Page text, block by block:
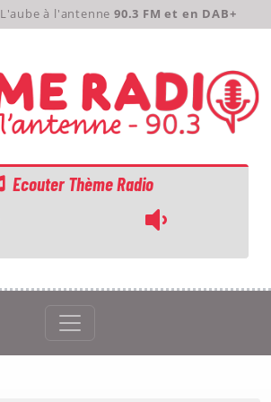
L'aube à l'antenne 90.3 FM et en DAB+
Ecouter Thème Radio